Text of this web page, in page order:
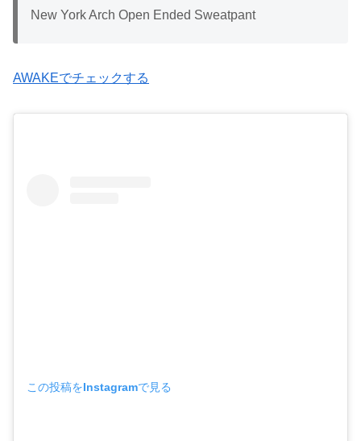
New York Arch Open Ended Sweatpant
AWAKEでチェックする
この投稿をInstagramで見る